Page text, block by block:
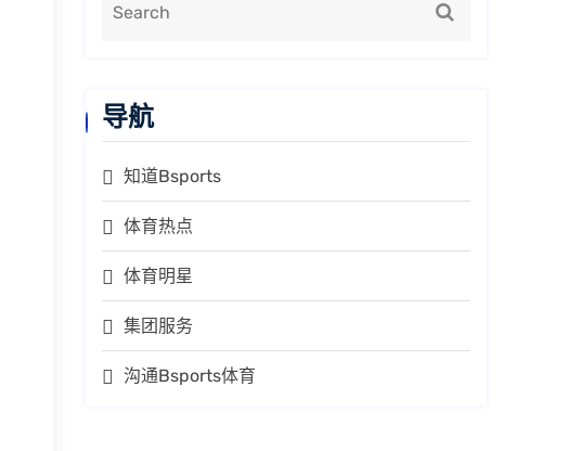
导航
知道Bsports
体育热点
体育明星
集团服务
沟通Bsports体育